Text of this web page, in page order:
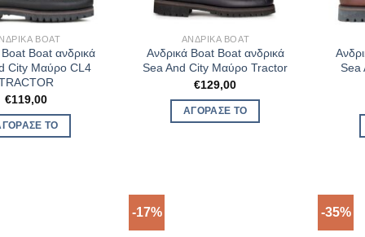
BOAT
Boat ανδρικά
City Μαύρο CL4
€119,00
ΤΟ
ΑΝΔΡΙΚΆ BOAT
Ανδρικά Boat Boat ανδρικά
Sea And City Μαύρο Tractor
€129,00
ΑΓΌΡΑΣΈ ΤΟ
Sea
-17% -35%